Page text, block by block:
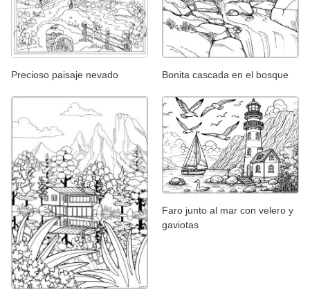
Precioso paisaje nevado Bonita cascada en el bosque
Faro junto al mar con velero y
gaviotas